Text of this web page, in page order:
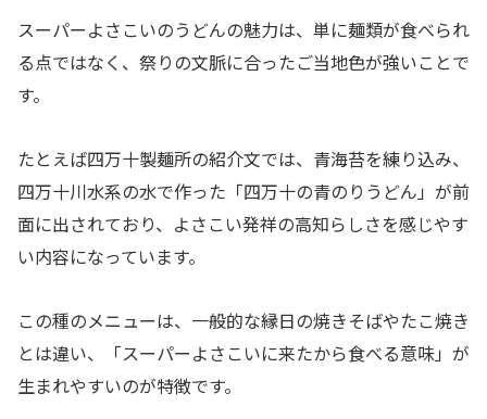
スーパーよさこいのうどんの魅力は、単に麺類が食べられ
る点ではなく、祭りの文脈に合ったご当地色が強いことで
す。
たとえば四万十製麺所の紹介文では、青海苔を練り込み、
四万十川水系の水で作った「四万十の青のりうどん」が前
面に出されており、よさこい発祥の高知らしさを感じやす
い内容になっています。
この種のメニューは、一般的な縁日の焼きそばやたこ焼き
とは違い、「スーパーよさこいに来たから食べる意味」が
生まれやすいのが特徴です。